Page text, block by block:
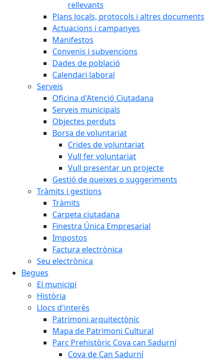
rellevants
Plans locals, protocols i altres documents
Actuacions i campanyes
Manifestos
Convenis i subvencions
Dades de població
Calendari laboral
Serveis
Oficina d'Atenció Ciutadana
Serveis municipals
Objectes perduts
Borsa de voluntariat
Crides de voluntariat
Vull fer voluntariat
Vull presentar un projecte
Gestió de queixes o suggeriments
Tràmits i gestions
Tràmits
Carpeta ciutadana
Finestra Única Empresarial
Impostos
Factura electrònica
Seu electrònica
Begues
El municipi
Història
Llocs d'interès
Patrimoni arquitectònic
Mapa de Patrimoni Cultural
Parc Prehistòric Cova can Sadurní
Cova de Can Sadurní